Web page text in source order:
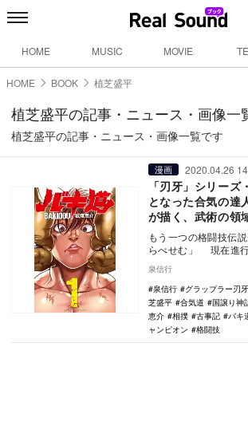
HOME MUSIC MOVIE
HOME BOOK 植芝盛平
植芝盛平の記事・ニュース・画像一
植芝盛平の記事・ニュース・画像一覧です
漫画 2020.04.26
「刃牙」シリー
となった合気の
が描く、武術の領
もう一つの格闘技伝
らべせむ」 現在進
記された「…
泉信行
泉信行
グラップラー刃牙
芝盛平
合気道 国譲り神
恵介
相撲 古事記 バキ
ャンピオン
格闘技